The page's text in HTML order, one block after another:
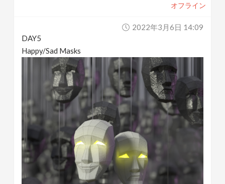
オフライン
2022年3月6日 14:09
DAY5
Happy/Sad Masks